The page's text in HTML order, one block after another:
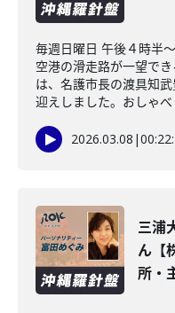
毎週日曜日 午後４時半
空港の滑走路が一望で
は、名護市長の渡具知
迎えしました。おしゃべ
2026.03.08 |
三浦
ん【
所・